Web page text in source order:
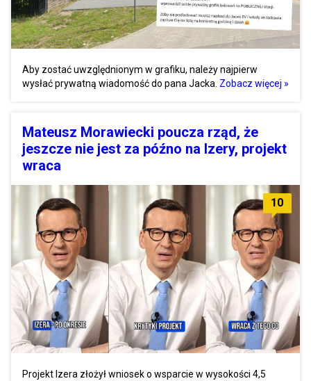
Aby zostać uwzględnionym w grafiku, należy najpierw
wysłać prywatną wiadomość do pana Jacka. Zobacz więcej »
Mateusz Morawiecki poucza rząd, że
jeszcze nie jest za późno na Izery, projekt
wraca
10
Projekt Izera złożył wniosek o wsparcie w wysokości 4,5